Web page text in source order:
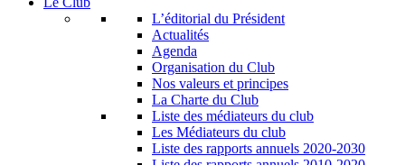
L’éditorial du Président
Actualités
Agenda
Organisation du Club
Nos valeurs et principes
La Charte du Club
Liste des médiateurs du club
Les Médiateurs du club
Liste des rapports annuels 2020-2030